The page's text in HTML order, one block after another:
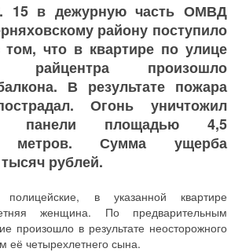
15 в дежурную часть ОМВД
району поступило
что в квартире по улице
райцентра произошло
В результате пожара
Огонь уничтожил
панели площадью 4,5
метров. Сумма ущерба
рублей.
полицейские, в указанной квартире
женщина. По предварительным
произошло в результате неосторожного
её четырехлетнего сына.